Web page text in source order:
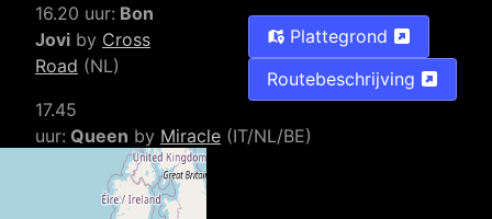
16.20 uur: Bon
Jovi by Cross
Road (NL)
17.45
uur: Queen by Miracle (IT/NL/BE)
19.10 uur:Guns N’
byThe
Plattegrond
Routebeschrijving